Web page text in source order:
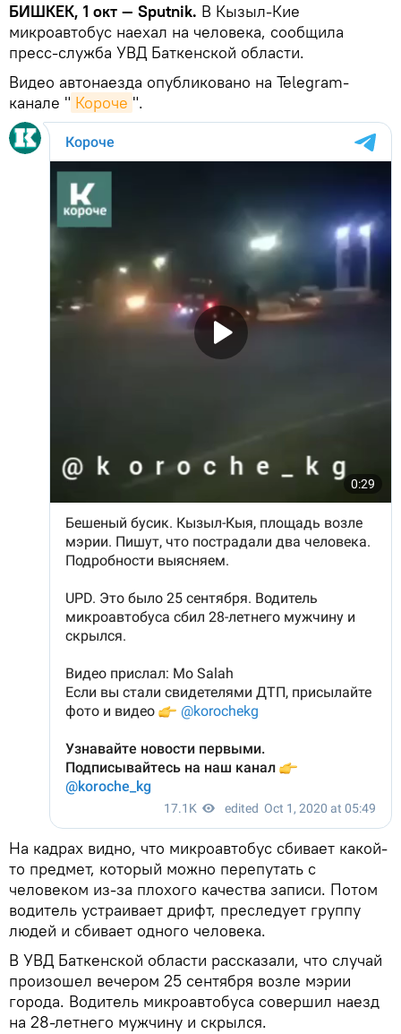
БИШКЕК, 1 окт — Sputnik. В Кызыл-Кие
микроавтобус наехал на человека, сообщила
пресс-служба УВД Баткенской области.
Видео автонаезда опубликовано на Telegram-
канале " Короче ".
На кадрах видно, что микроавтобус сбивает какой-
то предмет, который можно перепутать с
человеком из-за плохого качества записи. Потом
водитель устраивает дрифт, преследует группу
людей и сбивает одного человека.
В УВД Баткенской области рассказали, что случай
произошел вечером 25 сентября возле мэрии
города. Водитель микроавтобуса совершил наезд
на 28-летнего мужчину и скрылся.